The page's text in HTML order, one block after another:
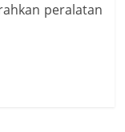
peralatan